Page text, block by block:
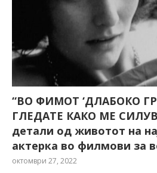
“ВО ФИМОТ ‘ДЛАБОКО
ГЛЕДАТЕ КАКО МЕ
детали од животот на
актерка во филмови за
октомври 27, 2022